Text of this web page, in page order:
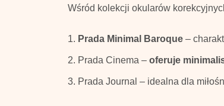
Wśród kolekcji okularów
Prada Minimal Baroque –
Prada Cinema – oferuje
Prada Journal – idealna dla